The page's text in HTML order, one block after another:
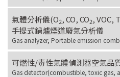
氣體分析儀(O2, CO, CO2, VOC,
手提式鍋爐煙道廢氣分析儀
Gas analyzer, Portable emission
可燃性/毒性氣體偵測器空氣品
Gas detector(combustible, toxic gas,